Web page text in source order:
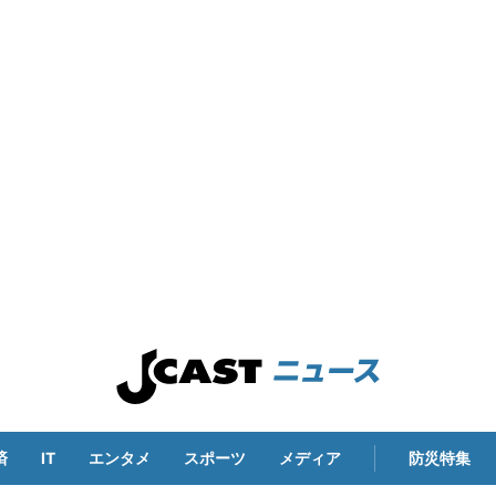
IT エンタメ スポーツ メディア 防災特集